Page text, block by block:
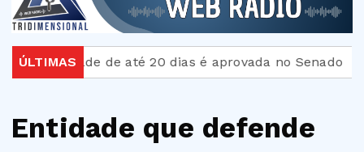
ÚLTIMASde até 20 dias é aprovada no Senado
Entidade que defende